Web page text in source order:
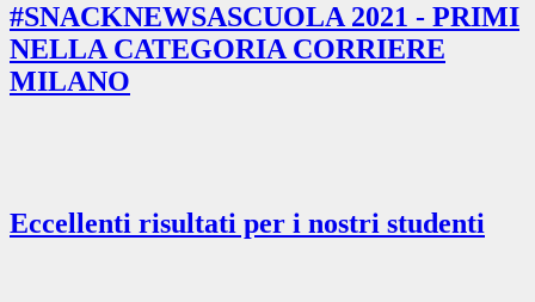
#SNACKNEWSASCUOLA 2021 - PRIMI
NELLA CATEGORIA CORRIERE
MILANO
Eccellenti risultati per i nostri studenti